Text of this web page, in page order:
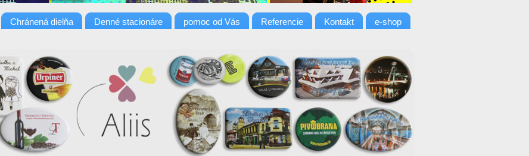
Chránená dielňa Denné stacionáre pomoc od Vás Referencie Kontakt e-shop